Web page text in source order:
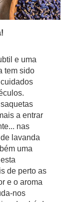
e uma
tem sido
a entrar
nas
lavanda
uma
de perto as
e o aroma
nos